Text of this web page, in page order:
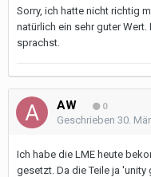
Sorry, ich hatte nicht richtig
natürlich ein sehr guter
sprachst.
AW 0
Geschrieben 30.
Ich habe die LME heute
gesetzt. Da die Teile ja